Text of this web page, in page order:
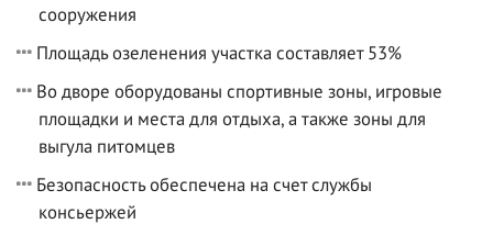
сооружения
Площадь озеленения участка составляет 53%
Во дворе оборудованы спортивные зоны, игровые
площадки и места для отдыха, а также зоны для
выгула питомцев
Безопасность обеспечена на счет службы
консьержей